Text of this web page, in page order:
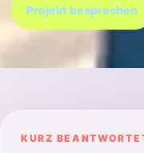
Projekt besprechen
KURZ